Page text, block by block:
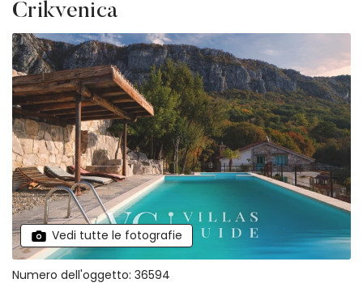
Crikvenica
Vedi tutte le fotografie
Numero dell'oggetto: 36594